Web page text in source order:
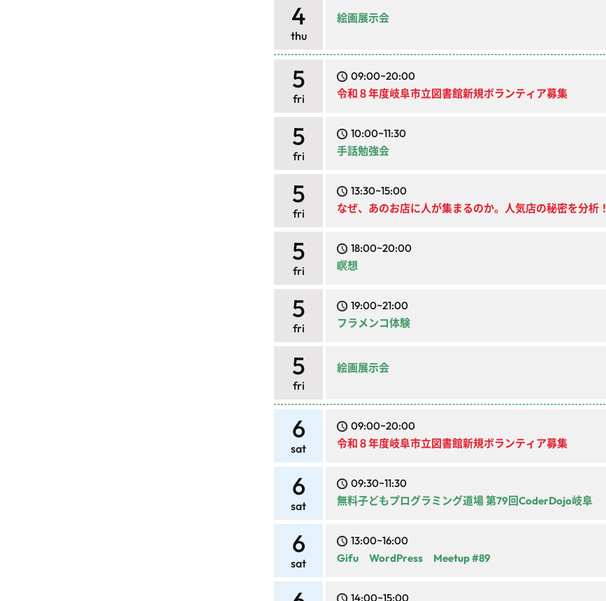
4
thu
絵画展示会
5
fri
09:00~20:00
令和８年度岐阜市立図書館新規ボランティア募集
5
fri
10:00~11:30
手話勉強会
5
fri
13:30~15:00
なぜ、あのお店に人が集まるのか。人気店の秘密を分析！
5
fri
18:00~20:00
瞑想
5
fri
19:00~21:00
フラメンコ体験
5
fri
絵画展示会
6
sat
09:00~20:00
令和８年度岐阜市立図書館新規ボランティア募集
6
sat
09:30~11:30
無料子どもプログラミング道場 第79回CoderDojo岐阜
6
sat
13:00~16:00
Gifu WordPress Meetup #89
14:00~15:00